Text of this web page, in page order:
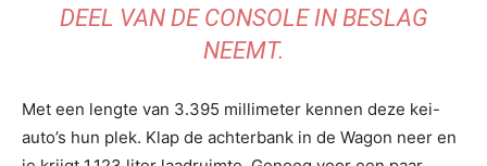
DEEL VAN DE CONSOLE IN BESLAG
NEEMT.
Met een lengte van 3.395 millimeter kennen deze kei-
auto’s hun plek. Klap de achterbank in de Wagon neer en